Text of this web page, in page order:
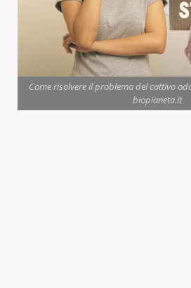
Come risolvere il problema del cattivo
biopianeta.it